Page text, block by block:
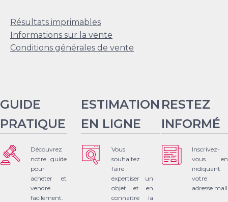
Résultats imprimables
Informations sur la vente
Conditions générales de vente
GUIDE
PRATIQUE
Découvrez
notre guide
pour
acheter et
vendre
facilement.
ESTIMATION
EN LIGNE
Vous
souhaitez
faire
expertiser un
objet et en
connaitre la
RESTEZ
INFORMÉ
Inscrivez-
vous en
indiquant
votre
adresse mail